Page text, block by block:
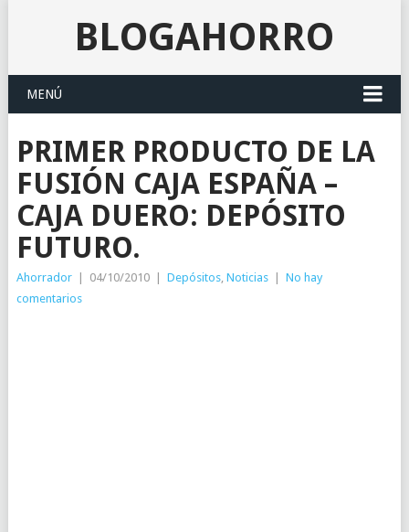
BLOGAHORRO
MENÚ
PRIMER PRODUCTO DE LA
FUSIÓN CAJA ESPAÑA –
CAJA DUERO: DEPÓSITO
FUTURO.
Ahorrador 04/10/2010 Depósitos, Noticias
No hay
comentarios